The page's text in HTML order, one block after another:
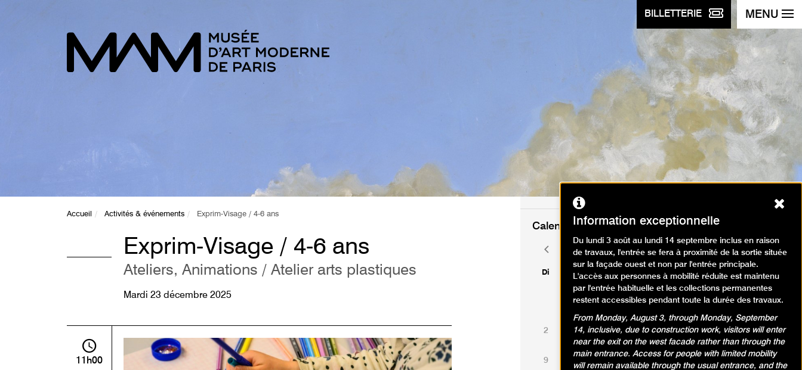
BILLETTERIE MENU
Accueil Activités & événements Exprim-Visage / 4-6 ans
Exprim-Visage / 4-6 ans
Ateliers, Animations / Atelier arts plastiques
Mardi 23 décembre 2025
11h00
Calendrier des événements
août 2026
Di Lu Ma Ve Sa
1
2 3 4 5 6 7 8
9 12 13 14
Mois
précédent
Mois
suivant
Information exceptionnelle
Du lundi 3 août au lundi 14 septembre inclus en raison
de travaux, l'entrée se fera à proximité de la sortie située
sur la façade ouest et non par l'entrée principale.
L'accès aux personnes à mobilité réduite est maintenu
par l'entrée habituelle et les collections permanentes
restent accessibles pendant toute la durée des travaux.
From Monday, August 3, through Monday, September
14, inclusive, due to construction work, visitors will enter
near the exit on the west facade rather than through the
main entrance. Access for people with limited mobility
will remain available through the usual entrance, and the